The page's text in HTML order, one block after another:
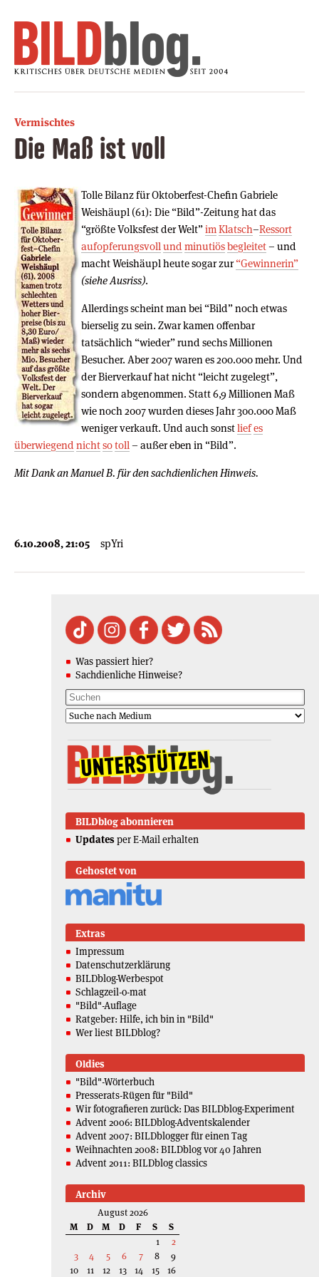
Vermischtes
Die Maß ist voll
Tolle Bilanz für Oktoberfest-Chefin Gabriele
Weishäupl (61): Die “Bild”-Zeitung hat das
“größte Volksfest der Welt”imKlatsch–Ressort
aufopferungsvoll und minutiösbegleitet– und
macht Weishäupl heute sogar zur“Gewinnerin”
(siehe Ausriss).
Allerdings scheint man bei “Bild” noch etwas
bierselig zu sein. Zwar kamen offenbar
tatsächlich “wieder” rund sechs Millionen
Besucher. Aber 2007 waren es 200.000 mehr. Und
der Bierverkauf hat nicht “leicht zugelegt”,
sondern abgenommen. Statt 6,9 Millionen Maß
wie noch 2007 wurden dieses Jahr 300.000 Maß
weniger verkauft. Und auch sonstliefes
überwiegend nichtsotoll – außer eben in “Bild”.
Mit Dank an Manuel B. für den sachdienlichen Hinweis.
6.10.2008, 21:05 spYri
Was passiert hier?
Sachdienliche Hinweise?
BILDblog abonnieren
Updates per E-Mail erhalten
Gehostet von
Extras
Impressum
Datenschutzerklärung
BILDblog-Werbespot
Schlagzeil-o-mat
"Bild"-Auflage
Ratgeber: Hilfe, ich bin in "Bild"
Wer liest BILDblog?
Oldies
"Bild"-Wörterbuch
Presserats-Rügen für "Bild"
Wir fotografieren zurück: Das BILDblog-Experiment
Advent 2006: BILDblog-Adventskalender
Advent 2007: BILDblogger für einen Tag
Weihnachten 2008: BILDblog vor 40 Jahren
Advent 2011: BILDblog classics
Archiv
August 2026
M
D M D F S
S
1
2
3
4 5 6 7 8
9
10
11 12 13 14 15 16